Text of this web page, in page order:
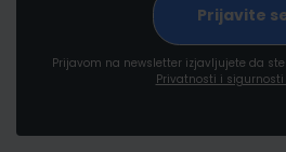
Prijavom na newsletter izjavljujete da
Privatnosti i